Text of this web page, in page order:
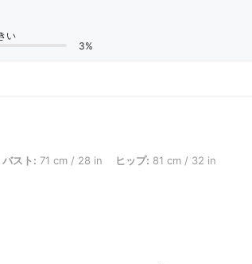
い
3%
28 in, ヒップ: 81 cm / 32 in, ウエスト: 58 cm / 23 in, カ
バスト: 71 cm / 28 in ヒップ: 81 cm / 32 in